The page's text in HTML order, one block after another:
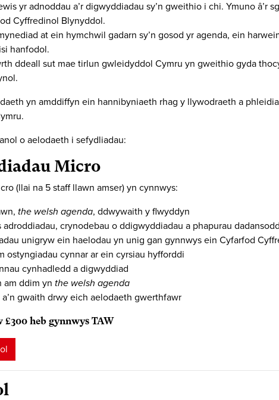
yr adnoddau a’r digwyddiadau sy’n gweithio i chi. Ymuno â’r
Cyffredinol Blynyddol.
at ein hymchwil gadarn sy’n gosod yr agenda, ein
hanfodol.
ddeall sut mae tirlun gwleidyddol Cymru yn gweithio gyda
yn amddiffyn ein hannibyniaeth rhag y llywodraeth a
o aelodaeth i sefydliadau:
Micro
(llai na 5 staff llawn amser) yn cynnwys:
the welsh agenda, ddwywaith y flwyddyn
crynodebau o ddigwyddiadau a phapurau
unigryw ein haelodau yn unig gan gynnwys ein Cyfarfod
ostyngiadau cynnar ar ein cyrsiau hyfforddi
cynhadledd a digwyddiad
am ddim yn the welsh agenda
gwaith drwy eich aelodaeth gwerthfawr
heb gynnwys TAW